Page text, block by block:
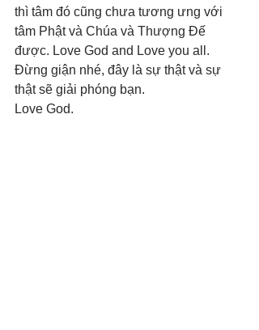
thì tâm đó cũng chưa tương ưng với
tâm Phật và Chúa và Thượng Đế
được. Love God and Love you all.
Đừng giận nhé, đây là sự thật và sự
thật sẽ giải phóng bạn.
Love God.